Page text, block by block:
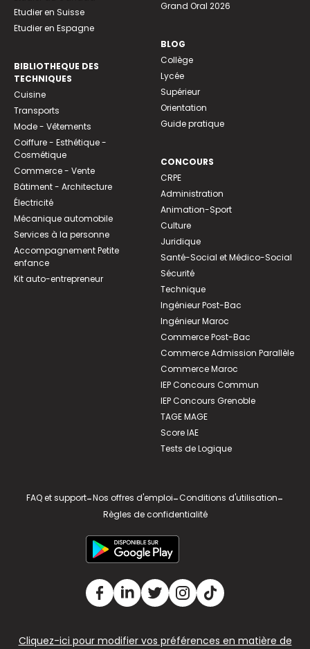
Etudier en Suisse
Etudier en Espagne
BIBLIOTHEQUE DES
TECHNIQUES
Cuisine
Transports
Mode - Vêtements
Coiffure - Esthétique -
Cosmétique
Commerce - Vente
Bâtiment - Architecture
Électricité
Mécanique automobile
Services à la personne
Accompagnement Petite
enfance
Kit auto-entrepreneur
Grand Oral 2026
BLOG
Collège
Lycée
Supérieur
Orientation
Guide pratique
CONCOURS
CRPE
Administration
Animation-Sport
Culture
Juridique
Santé-Social et Médico-Social
Sécurité
Technique
Ingénieur Post-Bac
Ingénieur Maroc
Commerce Post-Bac
Commerce Admission Parallèle
Commerce Maroc
IEP Concours Commun
IEP Concours Grenoble
TAGE MAGE
Score IAE
Tests de Logique
FAQ et support-Nos offres d'emploi-Conditions d'utilisation-
Règles de confidentialité
Cliquez-ici pour modifier vos préférences en matière de